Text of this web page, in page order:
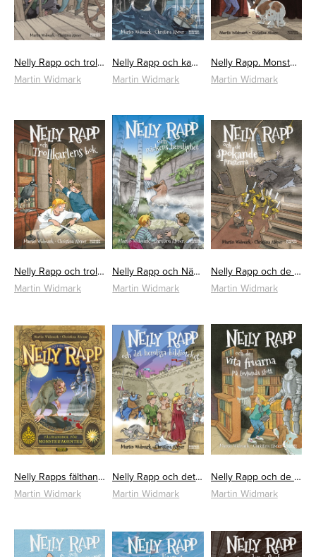
Nelly Rapp och trollkarlarna från Wittenberg
Martin Widmark
Nelly Rapp och kapten Blåskägg
Martin Widmark
Nelly Rapp. Monsterakademin & Frankensteinaren
Martin Widmark
Nelly Rapp och trollkarlens bok
Martin Widmark
Nelly Rapp och Näckens hemlighet
Martin Widmark
Nelly Rapp och de spökande prästerna
Martin Widmark
Nelly Rapps fälthandbok för monsteragenter
Martin Widmark
Nelly Rapp och det hemliga biblioteket
Martin Widmark
Nelly Rapp och de vita fruarna på Lovlunda slott
Martin Widmark